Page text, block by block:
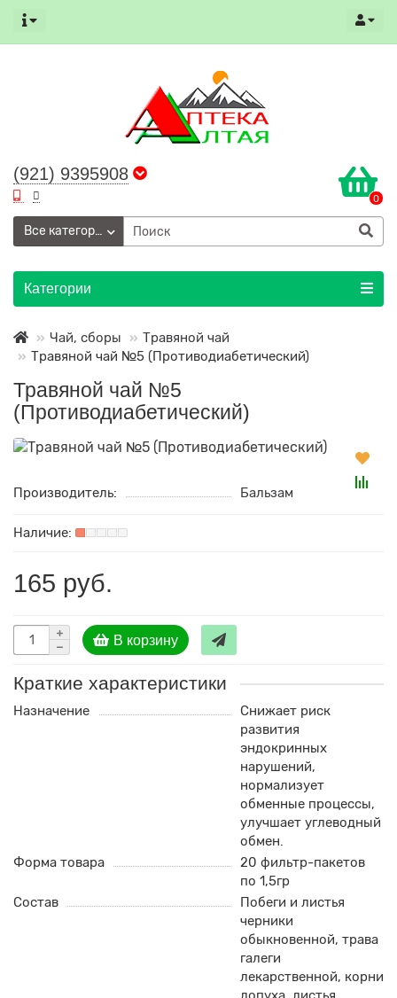
(921) 9395908
0
Все категории
Категории
Чай, сборы
Травяной чай
Травяной чай №5 (Противодиабетический)
Травяной чай №5
(Противодиабетический)
Производитель: Бальзам
165 руб.
В корзину
Краткие характеристики
Назначение
Снижает риск
развития
эндокринных
нарушений,
нормализует
обменные процессы,
улучшает углеводный
обмен.
Форма товара
20 фильтр-пакетов
по 1,5гр
Состав
Побеги и листья
черники
обыкновенной, трава
галеги
лекарственной, корни